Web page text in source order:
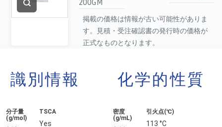
支払い
200GM
掲載の価格は情報が古い可能性がありま
す。見積・受注確認書の発行時の価格が
正式なものとなります。
識別情報
分子量
(g/mol)
TSCA
Yes
化学的性質
密度
(g/mL)
引火点(℃)
113 °C